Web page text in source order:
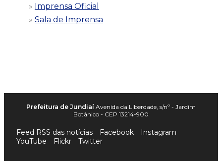
Imprensa Oficial
Sala de Imprensa
Prefeitura de Jundiaí Avenida da Liberdade, s/nº - Jardim
Botânico - CEP 13214-900
Feed RSS das notícias Facebook
Instagram
YouTube
Flickr Twitter